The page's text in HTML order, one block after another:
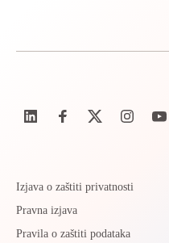
Izjava o zaštiti privatnosti
Pravna izjava
Pravila o zaštiti podataka